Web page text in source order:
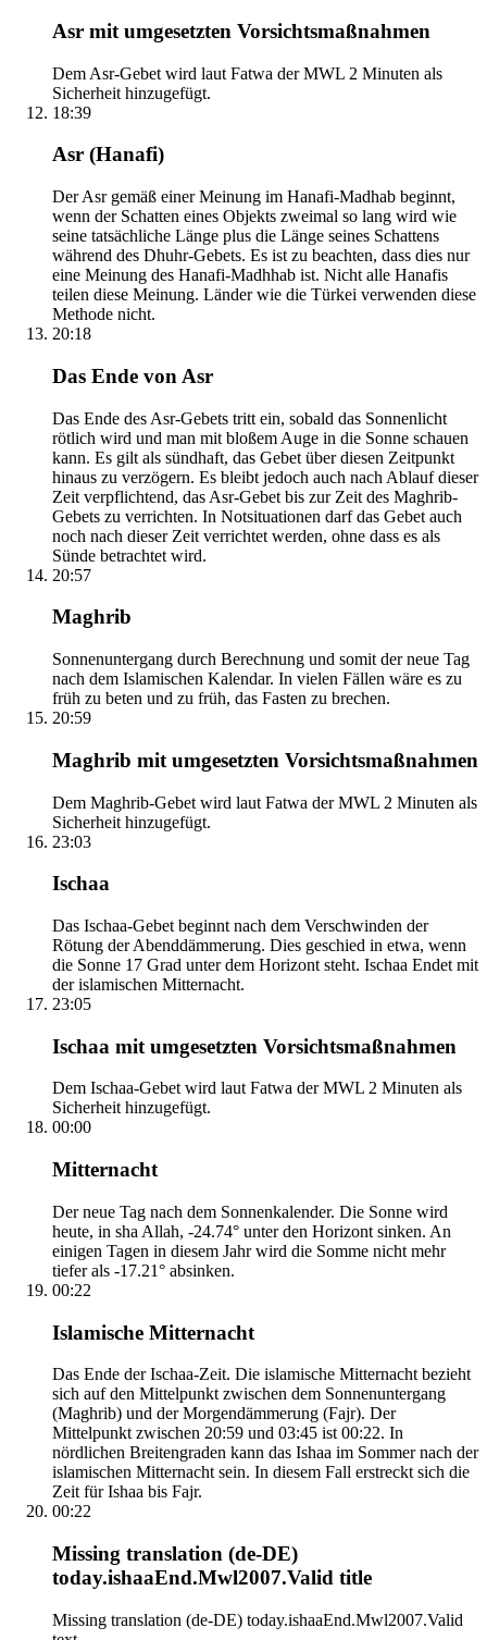
Asr mit umgesetzten Vorsichtsmaßnahmen
Dem Asr-Gebet wird laut Fatwa der MWL 2 Minuten als
Sicherheit hinzugefügt.
18:39
Asr (Hanafi)
Der Asr gemäß einer Meinung im Hanafi-Madhab beginnt,
wenn der Schatten eines Objekts zweimal so lang wird wie
seine tatsächliche Länge plus die Länge seines Schattens
während des Dhuhr-Gebets. Es ist zu beachten, dass dies nur
eine Meinung des Hanafi-Madhhab ist. Nicht alle Hanafis
teilen diese Meinung. Länder wie die Türkei verwenden diese
Methode nicht.
20:18
Das Ende von Asr
Das Ende des Asr-Gebets tritt ein, sobald das Sonnenlicht
rötlich wird und man mit bloßem Auge in die Sonne schauen
kann. Es gilt als sündhaft, das Gebet über diesen Zeitpunkt
hinaus zu verzögern. Es bleibt jedoch auch nach Ablauf dieser
Zeit verpflichtend, das Asr-Gebet bis zur Zeit des Maghrib-
Gebets zu verrichten. In Notsituationen darf das Gebet auch
noch nach dieser Zeit verrichtet werden, ohne dass es als
Sünde betrachtet wird.
20:57
Maghrib
Sonnenuntergang durch Berechnung und somit der neue Tag
nach dem Islamischen Kalendar. In vielen Fällen wäre es zu
früh zu beten und zu früh, das Fasten zu brechen.
20:59
Maghrib mit umgesetzten Vorsichtsmaßnahmen
Dem Maghrib-Gebet wird laut Fatwa der MWL 2 Minuten als
Sicherheit hinzugefügt.
23:03
Ischaa
Das Ischaa-Gebet beginnt nach dem Verschwinden der
Rötung der Abenddämmerung. Dies geschied in etwa, wenn
die Sonne 17 Grad unter dem Horizont steht. Ischaa Endet mit
der islamischen Mitternacht.
23:05
Ischaa mit umgesetzten Vorsichtsmaßnahmen
Dem Ischaa-Gebet wird laut Fatwa der MWL 2 Minuten als
Sicherheit hinzugefügt.
00:00
Mitternacht
Der neue Tag nach dem Sonnenkalender. Die Sonne wird
heute, in sha Allah, -24.74° unter den Horizont sinken. An
einigen Tagen in diesem Jahr wird die Somme nicht mehr
tiefer als -17.21° absinken.
00:22
Islamische Mitternacht
Das Ende der Ischaa-Zeit. Die islamische Mitternacht bezieht
sich auf den Mittelpunkt zwischen dem Sonnenuntergang
(Maghrib) und der Morgendämmerung (Fajr). Der
Mittelpunkt zwischen 20:59 und 03:45 ist 00:22. In
nördlichen Breitengraden kann das Ishaa im Sommer nach der
islamischen Mitternacht sein. In diesem Fall erstreckt sich die
Zeit für Ishaa bis Fajr.
00:22
Missing translation (de-DE)
today.ishaaEnd.Mwl2007.Valid title
Missing translation (de-DE) today.ishaaEnd.Mwl2007.Valid